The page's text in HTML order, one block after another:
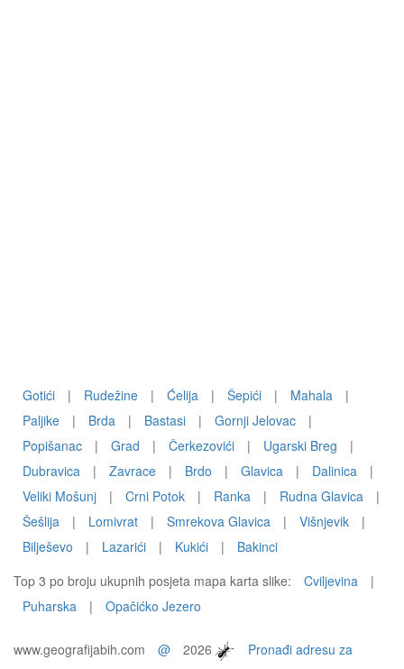
Gotići | Rudežine | Ćelija | Šepići | Mahala
|
Paljike
| Brda | Bastasi | Gornji Jelovac
|
Popišanac
| Grad | Čerkezovići | Ugarski Breg
|
Dubravica
| Zavrace | Brdo | Glavica | Dalinica
|
Veliki Mošunj
| Crni Potok | Ranka | Rudna Glavica
|
Šešlija
| Lomivrat | Smrekova Glavica | Višnjevik
|
Bilješevo
| Lazarići | Kukići |
Bakinci
Top 3 po broju ukupnih posjeta mapa karta slike:
Cviljevina
|
Puharska
| Opačićko Jezero
www.geografijabih.com @ 2026
Pronađi adresu za